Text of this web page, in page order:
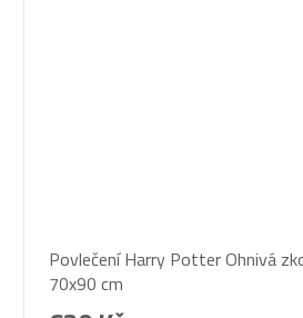
Povlečení Harry Potter Ohnivá
70x90 cm